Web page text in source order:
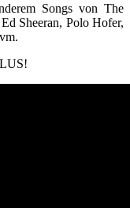
Songs von The
Sheeran, Polo Hofer,